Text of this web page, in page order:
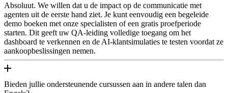
Absoluut. We willen dat u de impact op de communicatie met
agenten uit de eerste hand ziet. Je kunt eenvoudig een begeleide
demo boeken met onze specialisten of een gratis proefperiode
starten. Dit geeft uw QA-leiding volledige toegang om het
dashboard te verkennen en de AI-klantsimulaties te testen voordat ze
aankoopbeslissingen nemen.
Bieden jullie ondersteunende cursussen aan in andere talen dan